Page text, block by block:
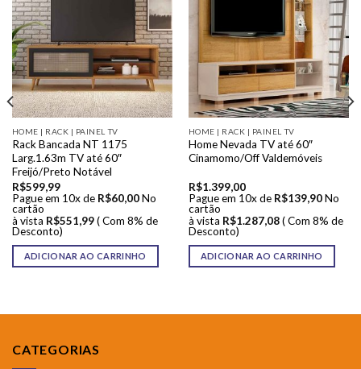
HOME | RACK | PAINEL TV
Rack Bancada NT 1175
Larg.1.63m TV até 60″
Freijó/Preto Notável
R$599,99
Pague em 10x de R$60,00 No
cartão
à vista R$551,99 ( Com 8% de
Desconto)
ADICIONAR AO CARRINHO
HOME | RACK | PAINEL TV
Home Nevada TV até 60″
Cinamomo/Off Valdemóveis
R$1.399,00
Pague em 10x de R$139,90 No
cartão
à vista R$1.287,08 ( Com 8% de
Desconto)
ADICIONAR AO CARRINHO
CATEGORIAS